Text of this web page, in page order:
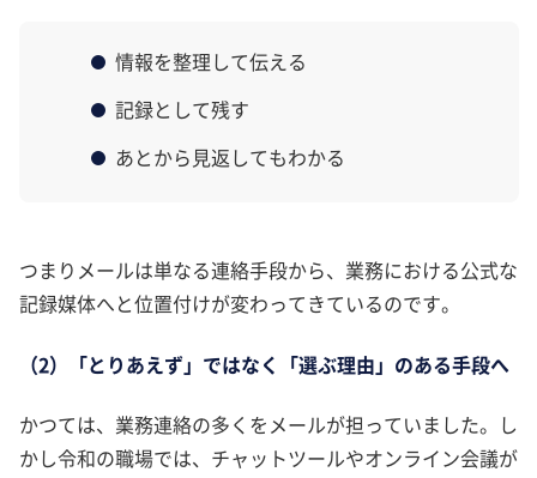
情報を整理して伝える
記録として残す
あとから見返してもわかる
つまりメールは単なる連絡手段から、業務における公式な
記録媒体へと位置付けが変わってきているのです。
（2）「とりあえず」ではなく「選ぶ理由」のある手段へ
かつては、業務連絡の多くをメールが担っていました。し
かし令和の職場では、チャットツールやオンライン会議が